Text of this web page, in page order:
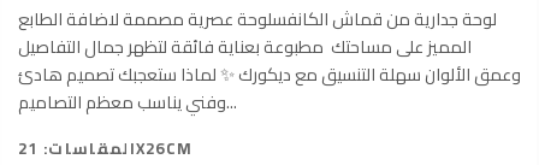
لوحة جدارية من قماش الكانفسلوحة عصرية مصممة لاضافة الطابع
المميز على مساحتك مطبوعة بعناية فائقة لتظهر جمال التفاصيل
وعمق الألوان سهلة التنسيق مع ديكورك ✨ لماذا ستعجبك تصميم هادئ
وفني يناسب معظم التصاميم...
المقاسات:21X26CM